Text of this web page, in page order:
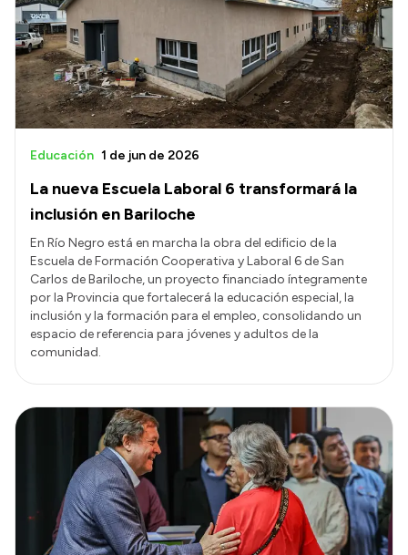
La nueva Escuela Laboral 6 transformará la
inclusión en Bariloche
Educación 1 de jun de 2026
En Río Negro está en marcha la obra del edificio de la
Escuela de Formación Cooperativa y Laboral 6 de San
Carlos de Bariloche, un proyecto financiado íntegramente
por la Provincia que fortalecerá la educación especial, la
inclusión y la formación para el empleo, consolidando un
espacio de referencia para jóvenes y adultos de la
comunidad.